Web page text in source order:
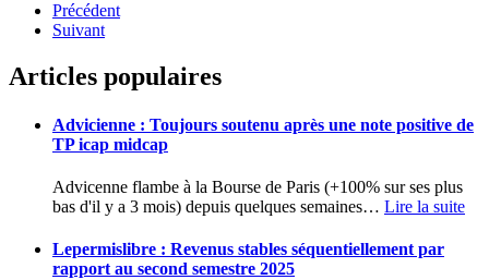
Précédent
Suivant
Articles populaires
Advicienne : Toujours soutenu après une note positive de
TP icap midcap
Advicenne flambe à la Bourse de Paris (+100% sur ses plus
bas d'il y a 3 mois) depuis quelques semaines… Lire la suite
Lepermislibre : Revenus stables séquentiellement par
rapport au second semestre 2025